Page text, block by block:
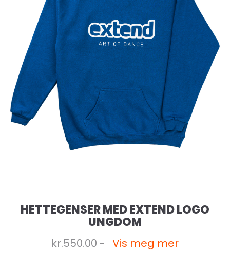
HETTEGENSER MED EXTEND LOGO
UNGDOM
kr.550.00 - Vis meg mer